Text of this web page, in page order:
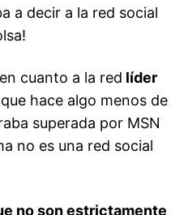
a decir a la red social
cuanto a la red líder
hace algo menos de
superada por MSN
no es una red social
no son estrictamente